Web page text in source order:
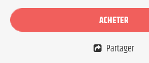
ACHETER
Partager